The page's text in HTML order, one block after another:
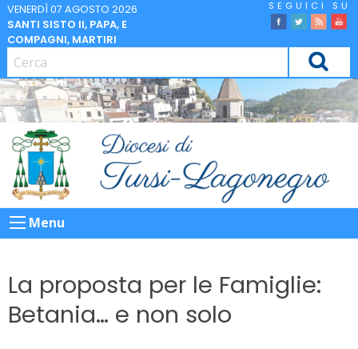
Skip
to
content
VENERDÌ 07 AGOSTO 2026
SANTI SISTO II, PAPA, E
COMPAGNI, MARTIRI
facebook
Twitter
Feed
CERCA
Menu
La proposta per le Famiglie:
Betania… e non solo